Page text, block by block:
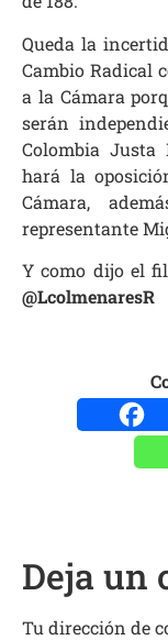
Queda la
Cambio Radical
a la Cámara
serán
Colombia Justa
hará la
Cámara,
representante
Y como dijo el
@LcolmenaresR
Deja un
Tu dirección de